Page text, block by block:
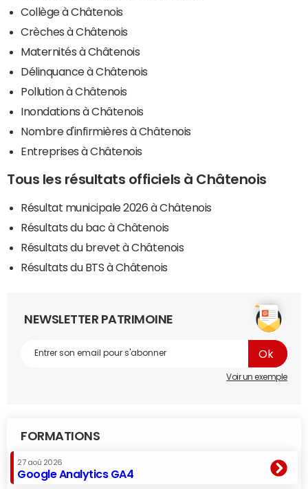
Collège à Châtenois
Crèches à Châtenois
Maternités à Châtenois
Délinquance à Châtenois
Pollution à Châtenois
Inondations à Châtenois
Nombre d'infirmières à Châtenois
Entreprises à Châtenois
Tous les résultats officiels à Châtenois
Résultat municipale 2026 à Châtenois
Résultats du bac à Châtenois
Résultats du brevet à Châtenois
Résultats du BTS à Châtenois
NEWSLETTER PATRIMOINE
Voir un exemple
FORMATIONS
27 aoû 2026
Google Analytics GA4